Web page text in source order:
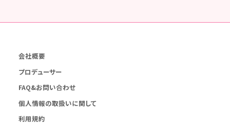
会社概要
プロデューサー
FAQ&お問い合わせ
個人情報の取扱いに関して
利用規約